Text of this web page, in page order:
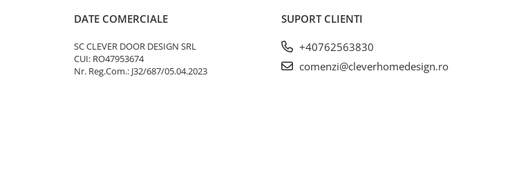
DATE COMERCIALE
SC CLEVER DOOR DESIGN SRL
CUI: RO47953674
Nr. Reg.Com.: J32/687/05.04.2023
SUPORT CLIENTI
+40762563830
comenzi@cleverhomedesign.ro